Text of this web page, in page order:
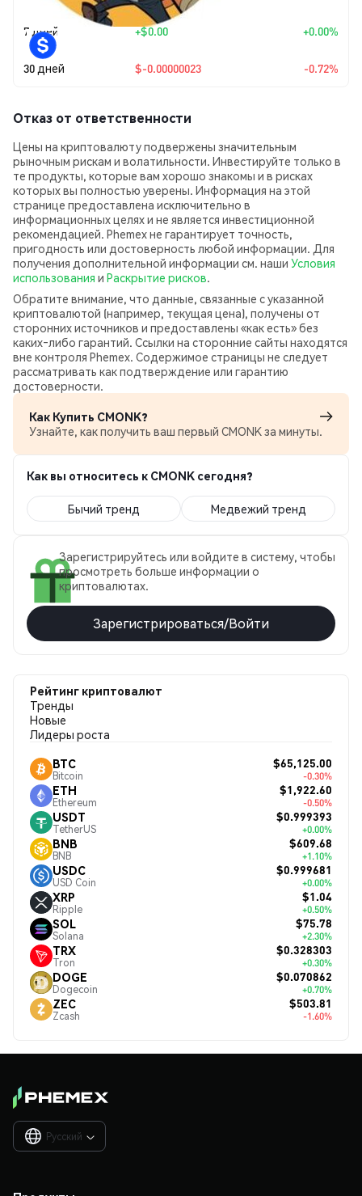
7 дней +$0.00 +0.00%
30 дней $-0.00000023 -0.72%
Отказ от ответственности
Цены на криптовалюту подвержены значительным
рыночным рискам и волатильности. Инвестируйте только в
те продукты, которые вам хорошо знакомы и в рисках
которых вы полностью уверены. Информация на этой
странице предоставлена исключительно в
информационных целях и не является инвестиционной
рекомендацией. Phemex не гарантирует точность,
пригодность или достоверность любой информации. Для
получения дополнительной информации см. наши Условия
использования и Раскрытие рисков.
Обратите внимание, что данные, связанные с указанной
криптовалютой (например, текущая цена), получены от
сторонних источников и предоставлены «как есть» без
каких‑либо гарантий. Ссылки на сторонние сайты находятся
вне контроля Phemex. Содержимое страницы не следует
рассматривать как подтверждение или гарантию
достоверности.
Как Купить CMONK?
Узнайте, как получить ваш первый CMONK за минуты.
Как вы относитесь к CMONK сегодня?
Бычий тренд Медвежий тренд
Зарегистрируйтесь или войдите в систему, чтобы
просмотреть больше информации о
криптовалютах.
Зарегистрироваться/Войти
Рейтинг криптовалют
Тренды
Новые
Лидеры роста
BTC
Bitcoin
$65,125.00
-0.30%
ETH
Ethereum
$1,922.60
-0.50%
USDT
TetherUS
$0.999393
+0.00%
BNB
BNB
$609.68
+1.10%
USDC
USD Coin
$0.999681
+0.00%
XRP
Ripple
$1.04
+0.50%
SOL
Solana
$75.78
+2.30%
TRX
Tron
$0.328303
+0.30%
DOGE
Dogecoin
$0.070862
+0.70%
ZEC
Zcash
$503.81
-1.60%
Русский 